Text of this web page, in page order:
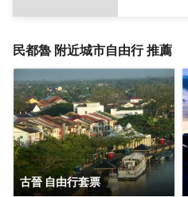
民都魯附近城市自由行 推薦
古晉 自由行套票